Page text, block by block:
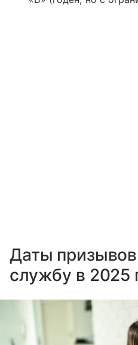
Даты
службу в 2025